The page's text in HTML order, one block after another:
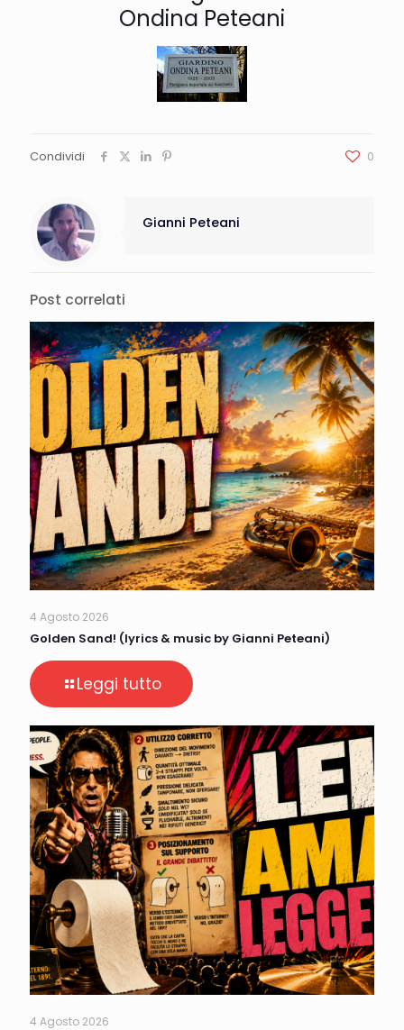
Ondina Peteani
Condividi 0
Gianni Peteani
Post correlati
4 Agosto 2026
Golden Sand! (lyrics & music by Gianni Peteani)
Leggi tutto
4 Agosto 2026